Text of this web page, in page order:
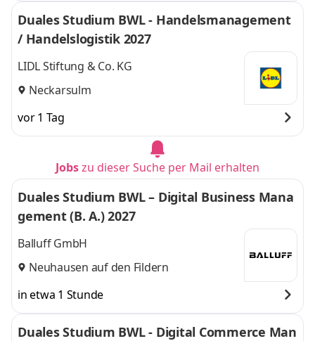
Duales Studium BWL - Handelsmanagement
/ Handelslogistik 2027
LIDL Stiftung & Co. KG
Neckarsulm
vor 1 Tag
Jobszu dieser Suche per Mail erhalten
Duales Studium BWL – Digital Business Mana
gement (B. A.) 2027
Balluff GmbH
Neuhausen auf den Fildern
in etwa 1 Stunde
Duales Studium BWL - Digital Commerce Man